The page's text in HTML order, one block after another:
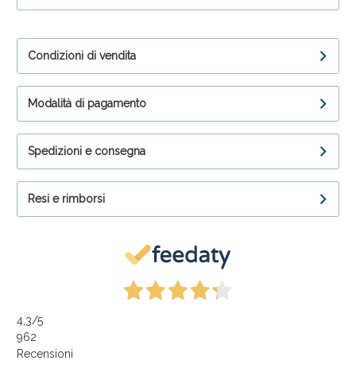
Condizioni di vendita
Modalità di pagamento
Spedizioni e consegna
Resi e rimborsi
4,3/5
962
Recensioni